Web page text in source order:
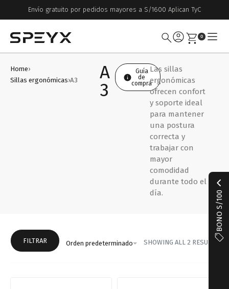
Envío gratuito por pedidos mayores a S/1600 Aplican TyC
0
Home›
Sillas ergonómicas›A3
A
3
Guía
de
compra
Las sillas
ergonómicas
ofrecen confort
y soporte ideal
para mantener
una postura
correcta y
trabajar con
mayor
comodidad
durante todo el
día.
SHOWING ALL 2 RESULTS
Orden predeterminado
FILTRAR
BONO S/100